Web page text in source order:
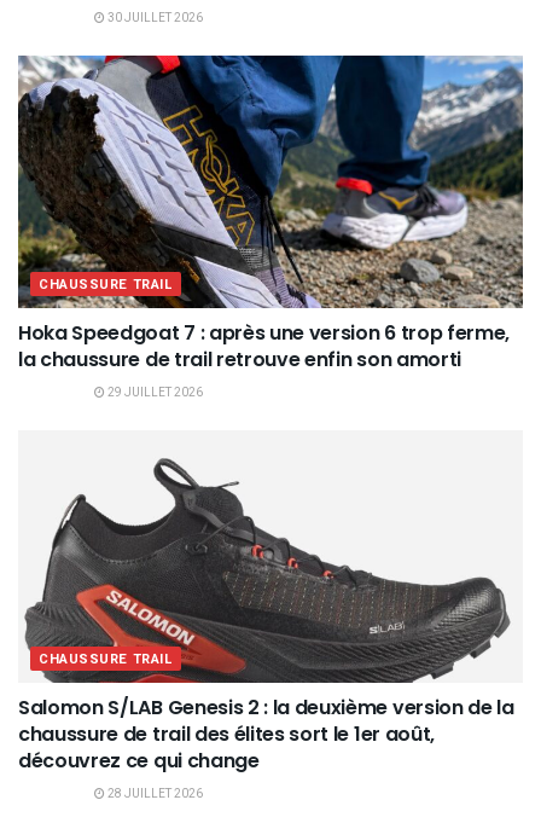
30 JUILLET 2026
CHAUSSURE TRAIL
Hoka Speedgoat 7 : après une version 6 trop ferme,
la chaussure de trail retrouve enfin son amorti
29 JUILLET 2026
CHAUSSURE TRAIL
Salomon S/LAB Genesis 2 : la deuxième version de la
chaussure de trail des élites sort le 1er août,
découvrez ce qui change
28 JUILLET 2026